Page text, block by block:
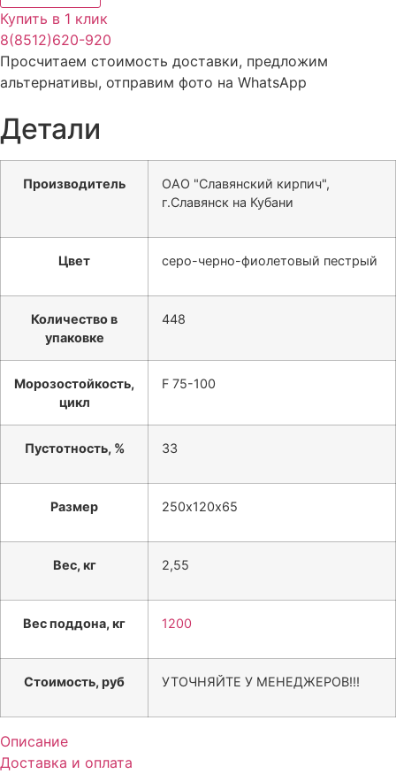
Купить в 1 клик
8(8512)620-920
Просчитаем стоимость доставки, предложим
альтернативы, отправим фото на WhatsApp
Детали
Производитель
ОАО "Славянский кирпич",
г.Славянск на Кубани
Цвет серо-черно-фиолетовый пестрый
Количество в
упаковке
448
Морозостойкость,
цикл
F 75-100
Пустотность, % 33
Размер 250х120х65
Вес, кг 2,55
Вес поддона, кг 1200
Стоимость, руб УТОЧНЯЙТЕ У МЕНЕДЖЕРОВ!!!
Описание
Доставка и оплата